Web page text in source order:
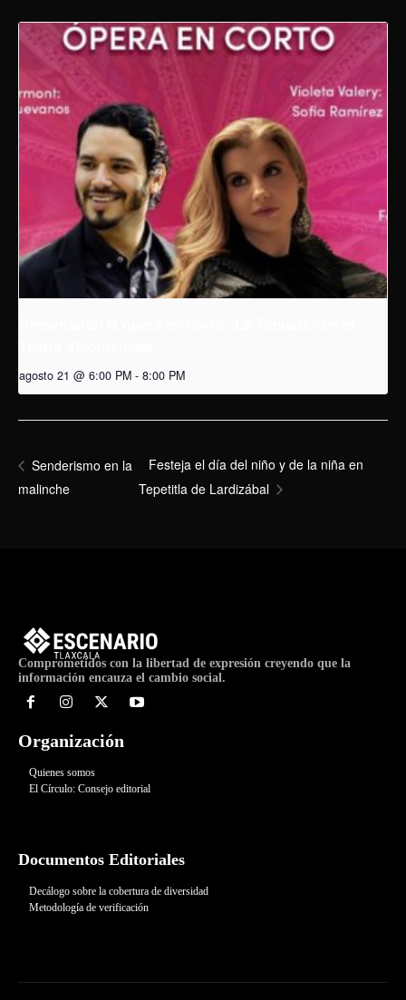
agosto 21 @ 6:00 PM - 8:00 PM
Senderismo en la
malinche
Festeja el día del niño y de la niña en
Tepetitla de Lardizábal
Comprometidos con la libertad de expresión creyendo que la
información encauza el cambio social.
Organización
Quienes somos
El Círculo: Consejo editorial
Documentos Editoriales
Decálogo sobre la cobertura de diversidad
Metodología de verificación